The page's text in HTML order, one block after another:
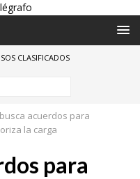
CLASIFICADOS
busca acuerdos para
la carga
para